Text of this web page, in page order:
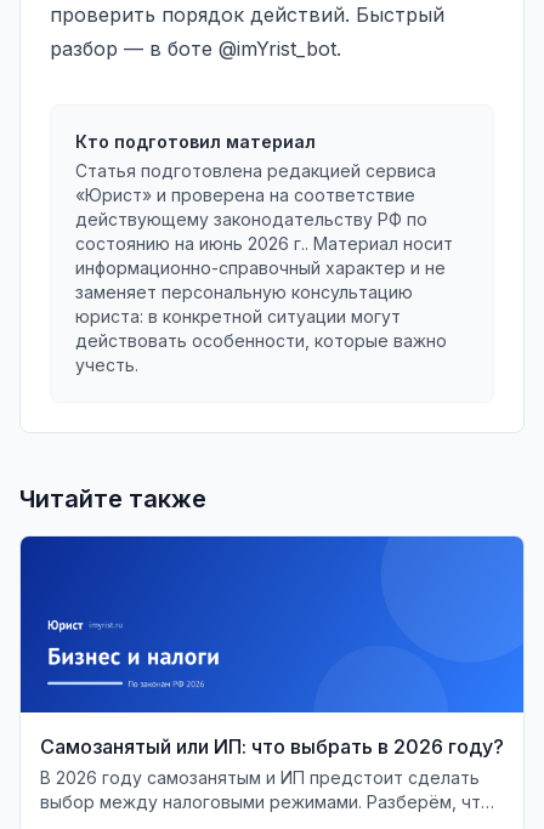
проверить порядок действий. Быстрый
разбор — в боте @imYrist_bot.
Кто подготовил материал
Статья подготовлена редакцией сервиса
«Юрист» и проверена на соответствие
действующему законодательству РФ по
состоянию на июнь 2026 г.. Материал носит
информационно-справочный характер и не
заменяет персональную консультацию
юриста: в конкретной ситуации могут
действовать особенности, которые важно
учесть.
Читайте также
Самозанятый или ИП: что выбрать в 2026 году?
В 2026 году самозанятым и ИП предстоит сделать
выбор между налоговыми режимами. Разберём, что